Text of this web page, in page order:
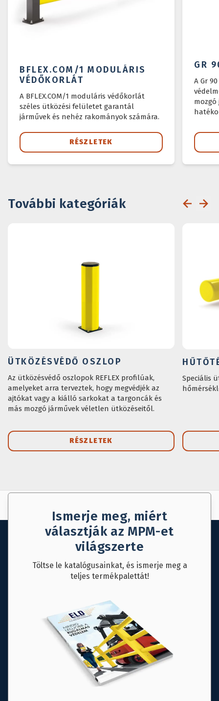
BFLEX.COM/1 MODULÁRIS
VÉDŐKORLÁT
A BFLEX.COM/1 moduláris védőkorlát
széles ütközési felületet garantál
járművek és nehéz rakományok számára.
RÉSZLETEK
GR
A Gr
További kategóriák
ÜTKÖZÉSVÉDŐ OSZLOP
Az ütközésvédő oszlopok REFLEX profilúak,
amelyeket arra terveztek, hogy megvédjék az
ajtókat vagy a kiálló sarkokat a targoncák és
más mozgó járművek véletlen ütközéseitől.
RÉSZLETEK
Speciális
Ismerje meg, miért
választják az MPM-et
világszerte
Töltse le katalógusainkat, és ismerje meg a
teljes termékpalettát!